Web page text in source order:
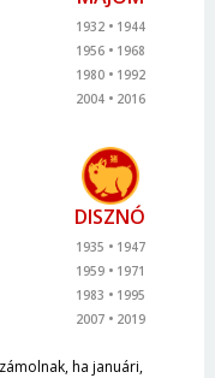
1932
1944
1956
1968
1980
1992
2004
2016
DISZNÓ
1935
1947
1959
1971
1983
1995
2007
2019
ha januári,